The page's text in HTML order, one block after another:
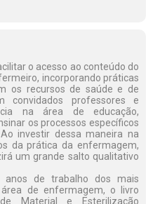
o acesso ao conteúdo do
incorporando práticas
os recursos de saúde e de
convidados professores e
na área de educação,
os processos específicos
investir dessa maneira na
da prática da enfermagem,
um grande salto qualitativo
anos de trabalho dos mais
de enfermagem, o livro
Material e Esterilização